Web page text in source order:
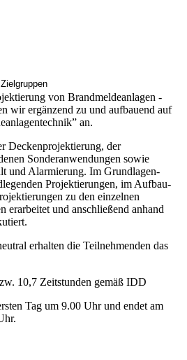
Zielgruppen
von Brandmeldeanlagen -
wir ergänzend zu und aufbauend auf
an.
Deckenprojektierung, der
Sonderanwendungen sowie
und Alarmierung. Im Grundlagen-
Projektierungen, im Aufbau-
zu den einzelnen
erarbeitet und anschließend anhand
erhalten die Teilnehmenden das
10,7 Zeitstunden gemäß IDD
Tag um 9.00 Uhr und endet am